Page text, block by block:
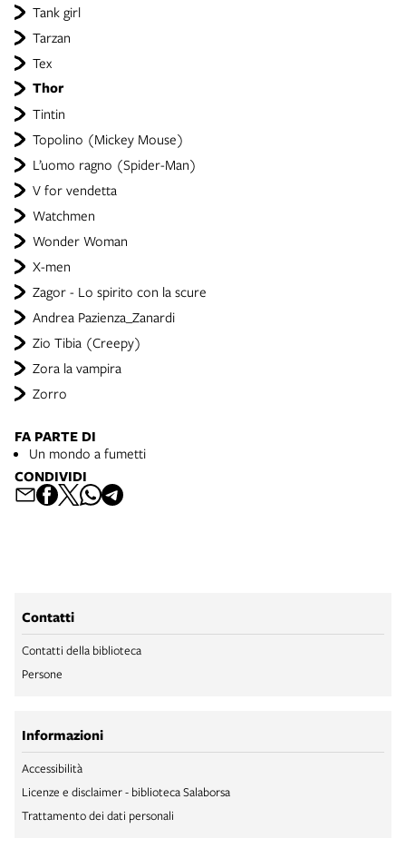
Tank girl
Tarzan
Tex
Thor
Tintin
Topolino (Mickey Mouse)
L’uomo ragno (Spider-Man)
V for vendetta
Watchmen
Wonder Woman
X-men
Zagor - Lo spirito con la scure
Andrea Pazienza_Zanardi
Zio Tibia (Creepy)
Zora la vampira
Zorro
FA PARTE DI
Un mondo a fumetti
CONDIVIDI
Contatti
Contatti della biblioteca
Persone
Informazioni
Accessibilità
Licenze e disclaimer - biblioteca Salaborsa
Trattamento dei dati personali